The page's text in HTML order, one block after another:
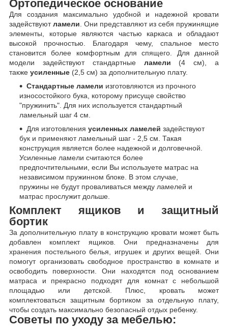
Ортопедическое основание
Для создания максимально удобной и надежной кровати
задействуютламели . Они представляют из себя пружинящие
элементы, которые являются частью каркаса и обладают
высокой прочностью. Благодаря чему, спальное место
становится более комфортным для спящего. Для данной
модели задействуют стандартные ламели (4 см), а
также усиленные (2,5 см) за дополнительную плату.
Стандартные ламели изготовляются из прочного
износостойкого бука, которому присуще свойство
"пружинить". Для них используется стандартный
ламельный шаг 4 см.
Для изготовления усиленных ламелей задействуют
бук и применяют ламельный шаг - 2,5 см. Такая
конструкция является более надежной и долговечной.
Усиленные ламели считаются более
предпочтительными, если Вы используете матрас на
независимом пружинном блоке. В этом случае,
пружины не будут проваливаться между ламелей и
матрас прослужит дольше.
Комплект ящиков и защитный
бортик
За дополнительную плату в конструкцию кровати может быть
добавлен комплект ящиков. Они предназначены для
хранения постельного белья, игрушек и других вещей. Они
помогут организовать свободное пространство в комнате и
освободить поверхности. Они находятся под основанием
матраса и прекрасно подходят для комнат с небольшой
площадью или детской. Плюс, кровать может
комплектоваться защитным бортиком за отдельную плату,
чтобы создать максимально безопасный отдых ребенку.
Советы по уходу за мебелью: